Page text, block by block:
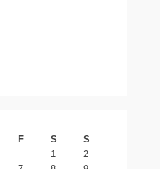
F S
S
1
2